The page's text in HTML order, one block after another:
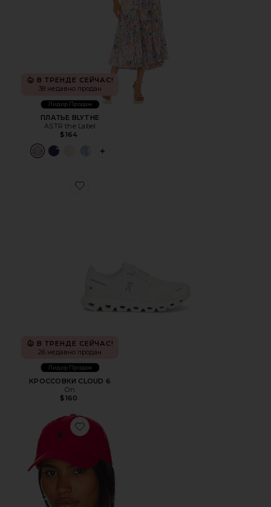
В ТРЕНДЕ СЕЙЧАС!
38 недавно продан
Лидер Продаж
ПЛАТЬЕ BLYTHE
ASTR the Label
$164
PLUS ICON TO SEE MORE OPTIONS FOR
Favorite КРОССОВКИ CLOUD 6
В ТРЕНДЕ СЕЙЧАС!
26 недавно продан
Лидер Продаж
КРОССОВКИ CLOUD 6
On
$160
Favorite ШЛЯПА